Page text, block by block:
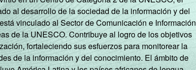
al desarrollo de la sociedad de la información y del
vinculado al Sector de Comunicación e Información
de la UNESCO. Contribuye al logro de los objetivos
fortaleciendo sus esfuerzos para monitorear la
de la información y del conocimiento. El ámbito de